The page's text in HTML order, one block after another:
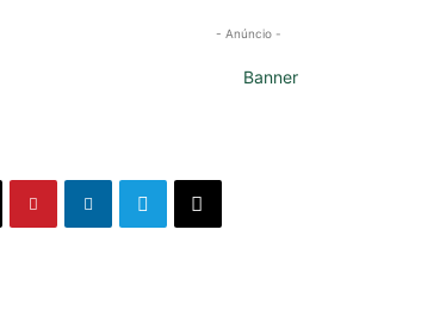
- Anúncio -